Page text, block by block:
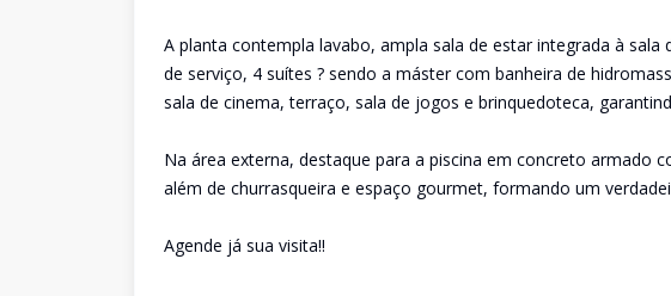
A planta contempla lavabo, ampla sala de estar integrada à
de serviço, 4 suítes ? sendo a máster com banheira de
sala de cinema, terraço, sala de jogos e brinquedoteca,
Na área externa, destaque para a piscina em concreto armado
além de churrasqueira e espaço gourmet, formando um
Agende já sua visita!!